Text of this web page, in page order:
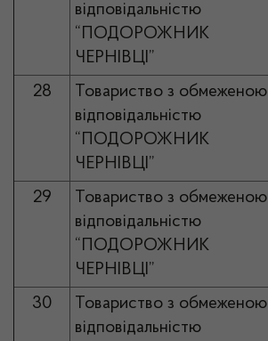
відповідальністю
“ПОДОРОЖНИК
ЧЕРНІВЦІ”
28
Товариство з обмеженою
відповідальністю
“ПОДОРОЖНИК
ЧЕРНІВЦІ”
29
Товариство з обмеженою
відповідальністю
“ПОДОРОЖНИК
ЧЕРНІВЦІ”
30
Товариство з обмеженою
відповідальністю